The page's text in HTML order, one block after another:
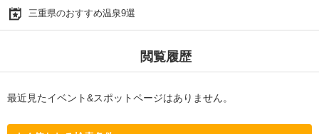
三重県のおすすめ温泉9選
閲覧履歴
最近見たイベント&スポットページはありません。